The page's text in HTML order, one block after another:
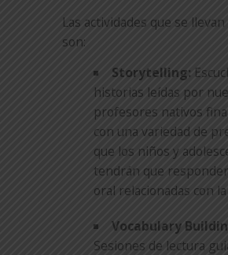
Las actividades que se llevan
son:
Storytelling:
historias leídas por
profesores nativos
con una variedad de
que los niños y
tendrán que
oral relacionadas con
Vocabulary
Sesiones de lectura